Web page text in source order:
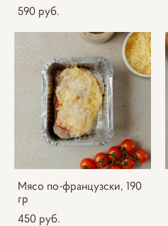
590 pуб.
Мясо по-французски, 190
гр
450 pуб.